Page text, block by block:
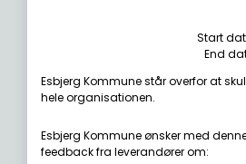
Start
End
Esbjerg Kommune står overfor at
hele organisationen.
Esbjerg Kommune ønsker med
feedback fra leverandører om: